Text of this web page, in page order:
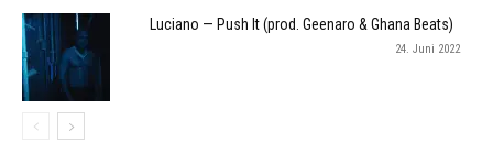
Luciano — Push It (prod. Geenaro & Ghana Beats)
24. Juni 2022